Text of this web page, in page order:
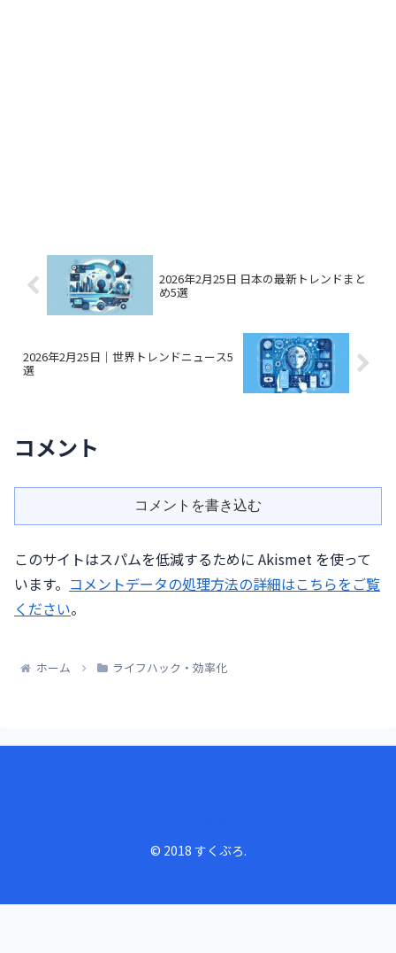
2026年2月25日 日本の最新トレンドまと
め5選
2026年2月25日｜世界トレンドニュース5
選
コメント
コメントを書き込む
このサイトはスパムを低減するために Akismet を使って
います。 コメントデータの処理方法の詳細はこちらをご覧
ください。
ホーム ライフハック・効率化
© 2018 すくぶろ.